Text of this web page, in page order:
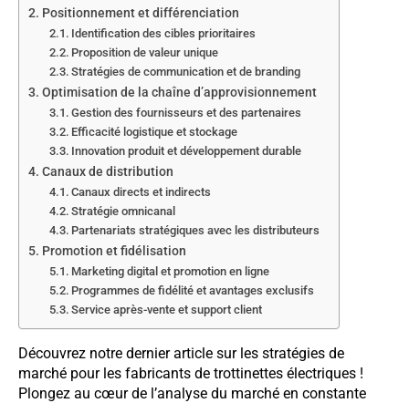
Positionnement et différenciation
Identification des cibles prioritaires
Proposition de valeur unique
Stratégies de communication et de branding
Optimisation de la chaîne d’approvisionnement
Gestion des fournisseurs et des partenaires
Efficacité logistique et stockage
Innovation produit et développement durable
Canaux de distribution
Canaux directs et indirects
Stratégie omnicanal
Partenariats stratégiques avec les distributeurs
Promotion et fidélisation
Marketing digital et promotion en ligne
Programmes de fidélité et avantages exclusifs
Service après-vente et support client
Découvrez notre dernier article sur les stratégies de
marché pour les fabricants de trottinettes électriques !
Plongez au cœur de l’analyse du marché en constante